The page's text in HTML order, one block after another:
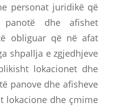
personat juridikë që
panotë dhe afishet
obliguar që në afat
shpallja e zgjedhjeve
lokacionet dhe
panove dhe afisheve
lokacione dhe çmime